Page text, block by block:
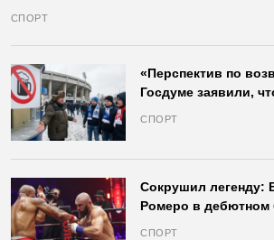
СПОРТ
«Перспектив по
Госдуме заявили,
СПОРТ
Сокрушил легенду:
Ромеро в дебютном
СПОРТ